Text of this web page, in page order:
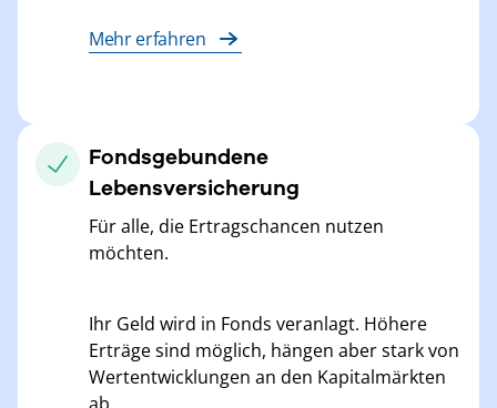
Mehr erfahren
Fondsgebundene
Lebensversicherung
Für alle, die Ertragschancen nutzen
möchten.
Ihr Geld wird in Fonds veranlagt. Höhere
Erträge sind möglich, hängen aber stark von
Wertentwicklungen an den Kapitalmärkten